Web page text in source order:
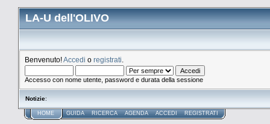
LA-U dell'OLIVO
Benvenuto!Accedi o registrati
Accesso con nome utente, password e durata della sessione
Notizie:
HOME GUIDA RICERCA AGENDA ACCEDI REGISTRATI